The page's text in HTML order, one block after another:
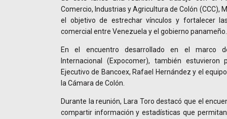
Comercio, Industrias y Agricultura de Colón (CCC),
el objetivo de estrechar vínculos y fortalecer
comercial entre Venezuela y el gobierno panameño.
En el encuentro desarrollado en el marco
Internacional (Expocomer), también estuvieron
Ejecutivo de Bancoex, Rafael Hernández y el
la Cámara de Colón.
Durante la reunión, Lara Toro destacó que el
compartir información y estadísticas que